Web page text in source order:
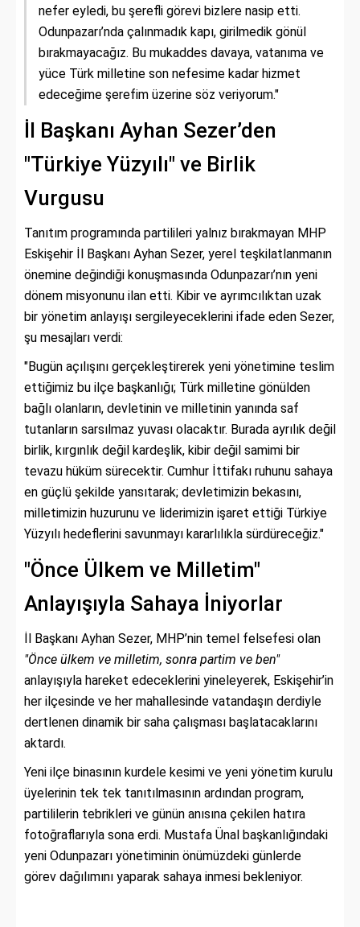
nefer eyledi, bu şerefli görevi bizlere nasip etti.
Odunpazarı’nda çalınmadık kapı, girilmedik gönül
bırakmayacağız. Bu mukaddes davaya, vatanıma ve
yüce Türk milletine son nefesime kadar hizmet
edeceğime şerefim üzerine söz veriyorum."
İl Başkanı Ayhan Sezer’den
"Türkiye Yüzyılı" ve Birlik
Vurgusu
Tanıtım programında partilileri yalnız bırakmayan MHP
Eskişehir İl Başkanı Ayhan Sezer, yerel teşkilatlanmanın
önemine değindiği konuşmasında Odunpazarı’nın yeni
dönem misyonunu ilan etti. Kibir ve ayrımcılıktan uzak
bir yönetim anlayışı sergileyeceklerini ifade eden Sezer,
şu mesajları verdi:
"Bugün açılışını gerçekleştirerek yeni yönetimine teslim
ettiğimiz bu ilçe başkanlığı; Türk milletine gönülden
bağlı olanların, devletinin ve milletinin yanında saf
tutanların sarsılmaz yuvası olacaktır. Burada ayrılık değil
birlik, kırgınlık değil kardeşlik, kibir değil samimi bir
tevazu hüküm sürecektir. Cumhur İttifakı ruhunu sahaya
en güçlü şekilde yansıtarak; devletimizin bekasını,
milletimizin huzurunu ve liderimizin işaret ettiği Türkiye
Yüzyılı hedeflerini savunmayı kararlılıkla sürdüreceğiz."
"Önce Ülkem ve Milletim"
Anlayışıyla Sahaya İniyorlar
İl Başkanı Ayhan Sezer, MHP’nin temel felsefesi olan
"Önce ülkem ve milletim, sonra partim ve ben"
anlayışıyla hareket edeceklerini yineleyerek, Eskişehir’in
her ilçesinde ve her mahallesinde vatandaşın derdiyle
dertlenen dinamik bir saha çalışması başlatacaklarını
aktardı.
Yeni ilçe binasının kurdele kesimi ve yeni yönetim kurulu
üyelerinin tek tek tanıtılmasının ardından program,
partililerin tebrikleri ve günün anısına çekilen hatıra
fotoğraflarıyla sona erdi. Mustafa Ünal başkanlığındaki
yeni Odunpazarı yönetiminin önümüzdeki günlerde
görev dağılımını yaparak sahaya inmesi bekleniyor.